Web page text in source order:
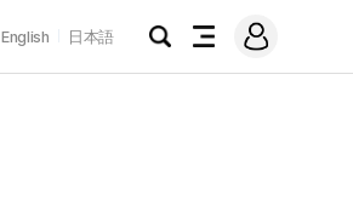
English 日本語
검
전
메
그